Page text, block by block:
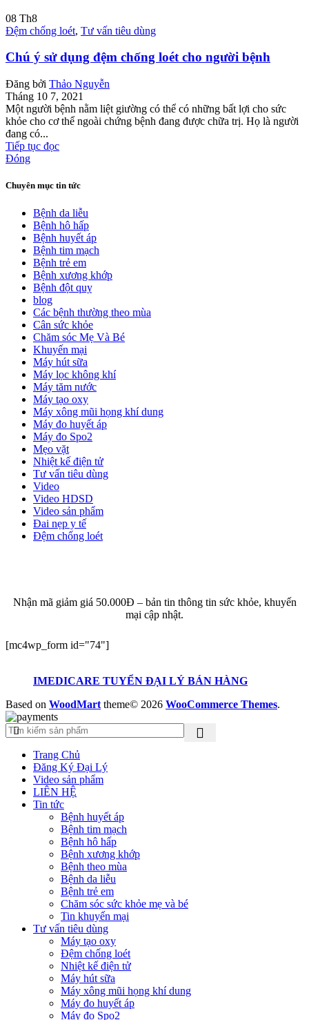
08 Th8
Đệm chống loét, Tư vấn tiêu dùng
Chú ý sử dụng đệm chống loét cho người bệnh
Đăng bởi Thảo Nguyễn
Tháng 10 7, 2021
Một người bệnh nằm liệt giường có thể có những bất lợi cho sức
khỏe cho cơ thể ngoài chứng bệnh đang được chữa trị. Họ là người
đang có...
Tiếp tục đọc
Đóng
Chuyên mục tin tức
Bệnh da liễu
Bệnh hô hấp
Bệnh huyết áp
Bệnh tim mạch
Bệnh trẻ em
Bệnh xương khớp
Bệnh đột quỵ
blog
Các bệnh thường theo mùa
Cân sức khỏe
Chăm sóc Mẹ Và Bé
Khuyến mại
Máy hút sữa
Máy lọc không khí
Máy tăm nước
Máy tạo oxy
Máy xông mũi họng khí dung
Máy đo huyết áp
Máy đo Spo2
Mẹo vặt
Nhiệt kế điện tử
Tư vấn tiêu dùng
Video
Video HDSD
Video sản phẩm
Đai nẹp y tế
Đệm chống loét
Nhận mã giảm giá 50.000Đ – bản tin thông tin sức khỏe, khuyến
mại cập nhật.
[mc4wp_form id="74"]
IMEDICARE TUYỂN ĐẠI LÝ BÁN HÀNG
Based on WoodMart theme© 2026 WooCommerce Themes.
Trang Chủ
Đăng Ký Đại Lý
Video sản phẩm
LIÊN HỆ
Tin tức
Bệnh huyết áp
Bệnh tim mạch
Bệnh hô hấp
Bệnh xương khớp
Bệnh theo mùa
Bệnh da liễu
Bệnh trẻ em
Chăm sóc sức khỏe mẹ và bé
Tin khuyến mại
Tư vấn tiêu dùng
Máy tạo oxy
Đệm chống loét
Nhiệt kế điện tử
Máy hút sữa
Máy xông mũi họng khí dung
Máy đo huyết áp
Máy đo Spo2